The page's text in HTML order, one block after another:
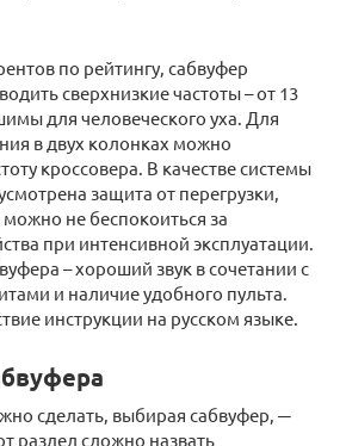
по рейтингу, сабвуфер
сверхнизкие частоты – от 13
для человеческого уха. Для
в двух колонках можно
кроссовера. В качестве системы
защита от перегрузки,
не беспокоиться за
при интенсивной эксплуатации.
– хороший звук в сочетании с
и наличие удобного пульта.
инструкции на русском языке.
сделать, выбирая сабвуфер, ─
раздел сложно назвать